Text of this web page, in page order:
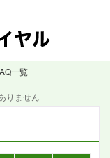
一覧
りません